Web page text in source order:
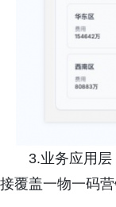
3.业务应用
接覆盖一物一码